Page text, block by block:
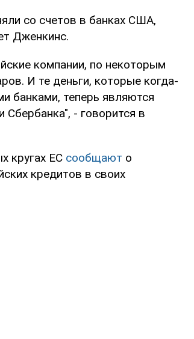
со счетов в банках США,
Дженкинс.
компании, по некоторым
И те деньги, которые когда-
банками, теперь являются
- говорится в
кругах ЕС сообщают о
кредитов в своих